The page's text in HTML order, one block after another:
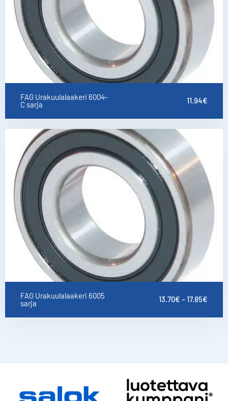
FAG Urakuulalaakeri 6004-
C sarja
11.94€
FAG Urakuulalaakeri 6005
sarja
13.70€ –17.85€